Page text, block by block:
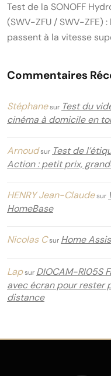
Test de la SONOFF
(SWV-ZFU / SWV-ZFE)
passent à la vitesse
Commentaires
Stéphanesur Test du
cinéma à domicile en
Arnoudsur Test de
Action : petit prix,
HENRY Jean-Claudesur
HomeBase
Nicolas Csur Home
Lapsur DIOCAM-RI05S
avec écran pour rester
distance